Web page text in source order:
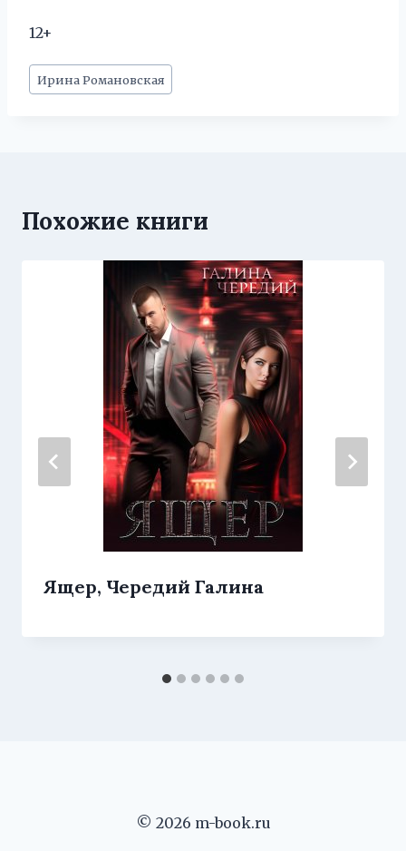
12+
Метки
записи:
Ирина Романовская
Похожие книги
Ящер, Чередий Галина
© 2026 m-book.ru